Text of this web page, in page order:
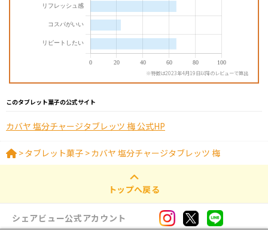
※特徴は2023年4月19日以降のレビューで算出
このタブレット菓子の公式サイト
カバヤ 塩分チャージタブレッツ 梅 公式HP
>タブレット菓子 >カバヤ 塩分チャージタブレッツ 梅
トップへ戻る
シェアビュー公式アカウント